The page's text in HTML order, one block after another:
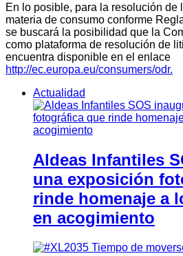
En lo posible, para la resolución de
materia de consumo conforme
se buscará la posibilidad que la
como plataforma de resolución de
encuentra disponible en el enlace
http://ec.europa.eu/consumers/odr.
Actualidad
Aldeas Infantiles
una exposición
rinde homenaje a
en acogimiento